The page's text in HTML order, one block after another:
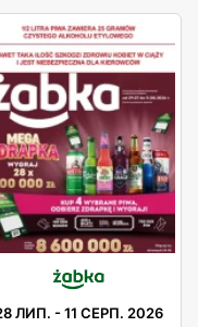
ЛИП. -11 СЕРП. 2026